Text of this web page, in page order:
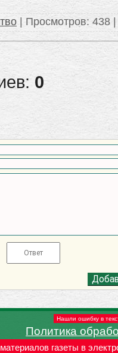
Просмотров: 438
0
Нашли ошибку в
Политика
газеты в